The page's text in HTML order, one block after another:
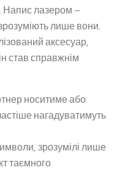
Напис лазером –
лише вони.
аксесуар,
став справжнім
носитиме або
нагадуватимуть
зрозумілі лише
таємного